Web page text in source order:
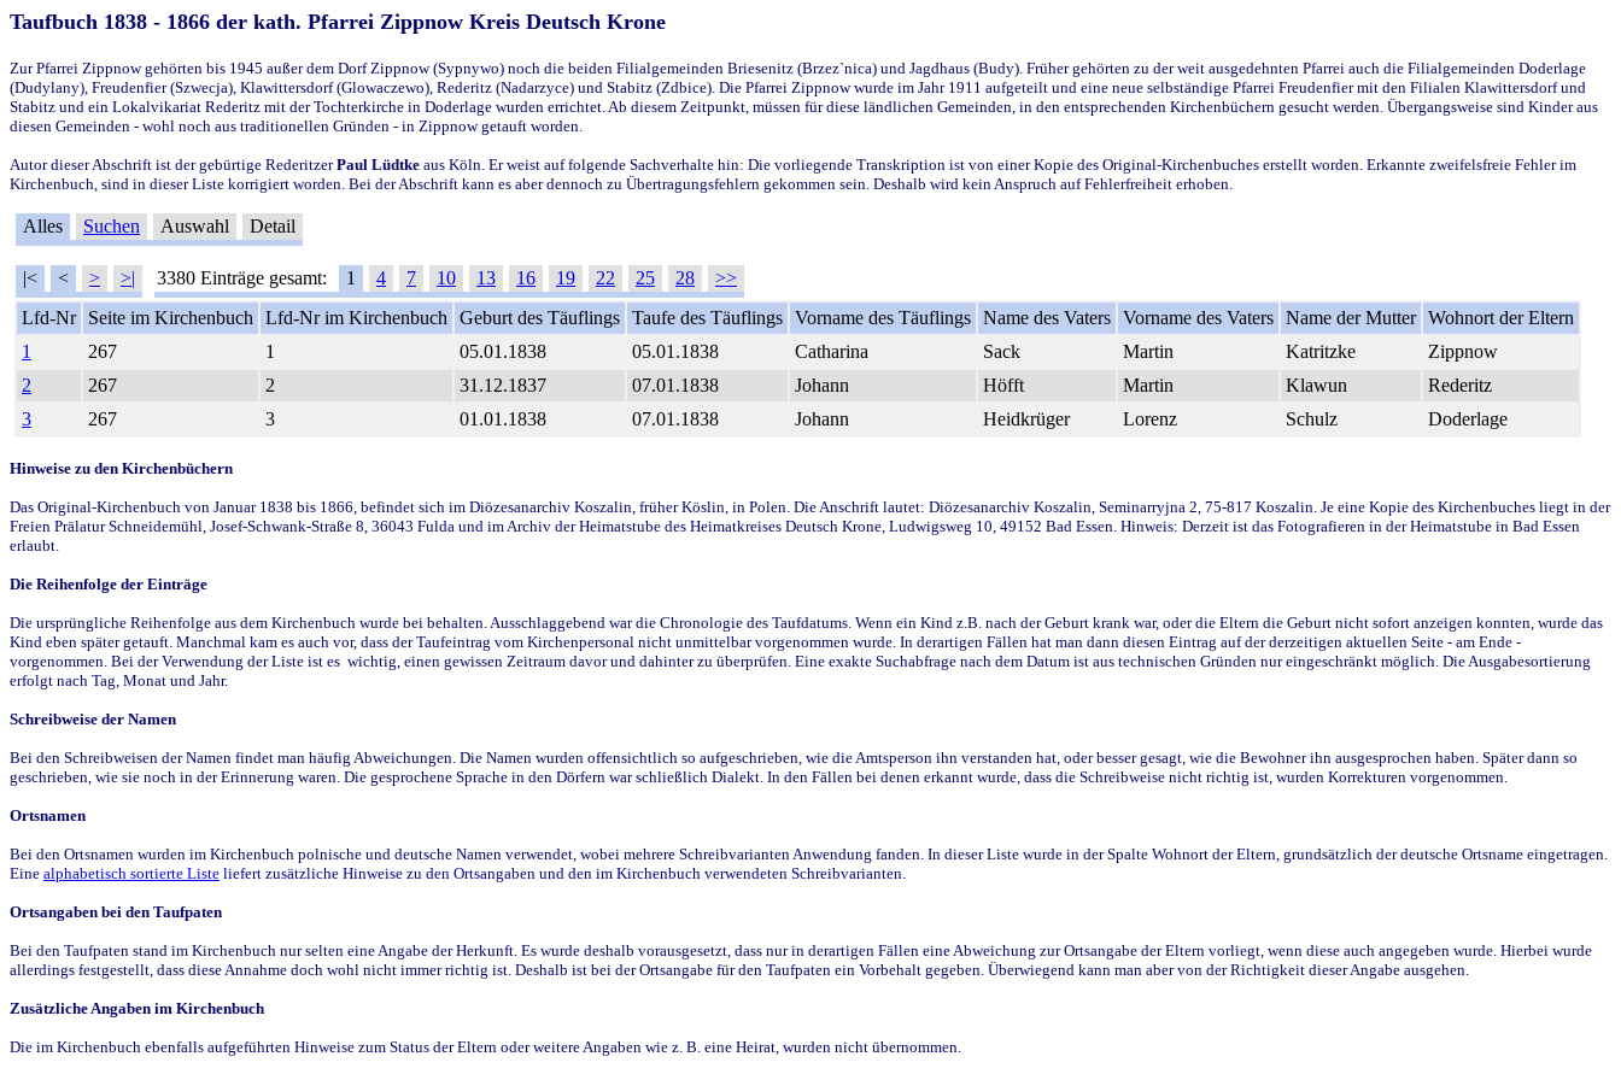
Taufbuch 1838 - 1866 der kath. Pfarrei Zippnow Kreis Deutsch Krone
Zur Pfarrei Zippnow gehörten bis 1945 außer dem Dorf Zippnow (Sypnywo) noch die beiden Filialgemeinden Briesenitz (Brzez`nica) und Jagdhaus (Budy). Früher gehörten zu der weit ausgedehnten Pfarrei auch die Filialgemeinden Doderlage
(Dudylany), Freudenfier (Szwecja), Klawittersdorf (Glowaczewo), Rederitz (Nadarzyce) und Stabitz (Zdbice). Die Pfarrei Zippnow wurde im Jahr 1911 aufgeteilt und eine neue selbständige Pfarrei Freudenfier mit den Filialen Klawittersdorf und
Stabitz und ein Lokalvikariat Rederitz mit der Tochterkirche in Doderlage wurden errichtet. Ab diesem Zeitpunkt, müssen für diese ländlichen Gemeinden, in den entsprechenden Kirchenbüchern gesucht werden. Übergangsweise sind Kinder aus
diesen Gemeinden - wohl noch aus traditionellen Gründen - in Zippnow getauft worden.
Autor dieser Abschrift ist der gebürtige RederitzerPaul Lüdtke aus Köln. Er weist auf folgende Sachverhalte hin: Die vorliegende Transkription ist von einer Kopie des Original-Kirchenbuches erstellt worden. Erkannte zweifelsfreie Fehler im
Kirchenbuch, sind in dieser Liste korrigiert worden. Bei der Abschrift kann es aber dennoch zu Übertragungsfehlern gekommen sein. Deshalb wird kein Anspruch auf Fehlerfreiheit erhoben.
Alles Suchen Auswahl Detail
|< < > >| 3380 Einträge gesamt: 1 4 7 10 13 16 19 22 25 28
>>
Lfd-Nr
Seite im Kirchenbuch Lfd-Nr im Kirchenbuch Geburt des Täuflings Taufe des Täuflings Vorname des Täuflings Name des Vaters Vorname des Vaters Name der Mutter Wohnort der Eltern
1
267 1 05.01.1838 05.01.1838 Catharina Sack Martin Katritzke
Zippnow
2
267 2 31.12.1837 07.01.1838 Johann Höfft Martin Klawun
Rederitz
3
267 3 01.01.1838 07.01.1838 Johann Heidkrüger Lorenz Schulz Doderlage
Hinweise zu den Kirchenbüchern
Das Original-Kirchenbuch von Januar 1838 bis 1866, befindet sich im Diözesanarchiv Koszalin, früher Köslin, in Polen. Die Anschrift lautet: Diözesanarchiv Koszalin, Seminarryjna 2, 75-817 Koszalin. Je eine Kopie des Kirchenbuches liegt in der
Freien Prälatur Schneidemühl, Josef-Schwank-Straße 8, 36043 Fulda und im Archiv der Heimatstube des Heimatkreises Deutsch Krone, Ludwigsweg 10, 49152 Bad Essen. Hinweis: Derzeit ist das Fotografieren in der Heimatstube in Bad Essen
erlaubt.
Die Reihenfolge der Einträge
Die ursprüngliche Reihenfolge aus dem Kirchenbuch wurde bei behalten. Ausschlaggebend war die Chronologie des Taufdatums. Wenn ein Kind z.B. nach der Geburt krank war, oder die Eltern die Geburt nicht sofort anzeigen konnten, wurde das
Kind eben später getauft. Manchmal kam es auch vor, dass der Taufeintrag vom Kirchenpersonal nicht unmittelbar vorgenommen wurde. In derartigen Fällen hat man dann diesen Eintrag auf der derzeitigen aktuellen Seite - am Ende -
vorgenommen. Bei der Verwendung der Liste ist es wichtig, einen gewissen Zeitraum davor und dahinter zu überprüfen. Eine exakte Suchabfrage nach dem Datum ist aus technischen Gründen nur eingeschränkt möglich. Die Ausgabesortierung
erfolgt nach Tag, Monat und Jahr.
Schreibweise der Namen
Bei den Schreibweisen der Namen findet man häufig Abweichungen. Die Namen wurden offensichtlich so aufgeschrieben, wie die Amtsperson ihn verstanden hat, oder besser gesagt, wie die Bewohner ihn ausgesprochen haben. Später dann so
geschrieben, wie sie noch in der Erinnerung waren. Die gesprochene Sprache in den Dörfern war schließlich Dialekt. In den Fällen bei denen erkannt wurde, dass die Schreibweise nicht richtig ist, wurden Korrekturen vorgenommen.
Ortsnamen
Bei den Ortsnamen wurden im Kirchenbuch polnische und deutsche Namen verwendet, wobei mehrere Schreibvarianten Anwendung fanden. In dieser Liste wurde in der Spalte Wohnort der Eltern, grundsätzlich der deutsche Ortsname eingetragen.
Eine alphabetisch sortierte Liste liefert zusätzliche Hinweise zu den Ortsangaben und den im Kirchenbuch verwendeten Schreibvarianten.
Ortsangaben bei den Taufpaten
Bei den Taufpaten stand im Kirchenbuch nur selten eine Angabe der Herkunft. Es wurde deshalb vorausgesetzt, dass nur in derartigen Fällen eine Abweichung zur Ortsangabe der Eltern vorliegt, wenn diese auch angegeben wurde. Hierbei wurde
allerdings festgestellt, dass diese Annahme doch wohl nicht immer richtig ist. Deshalb ist bei der Ortsangabe für den Taufpaten ein Vorbehalt gegeben. Überwiegend kann man aber von der Richtigkeit dieser Angabe ausgehen.
Zusätzliche Angaben im Kirchenbuch
Die im Kirchenbuch ebenfalls aufgeführten Hinweise zum Status der Eltern oder weitere Angaben wie z. B. eine Heirat, wurden nicht übernommen.